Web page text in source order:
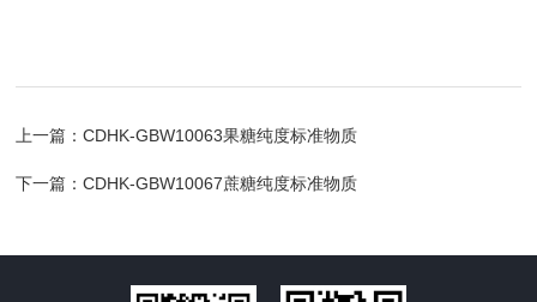
上一篇：CDHK-GBW10063果糖纯度标准物质
下一篇：CDHK-GBW10067蔗糖纯度标准物质